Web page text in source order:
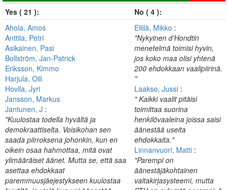
Yes ( 21 ):
No ( 4 ):
Ahola, Amos
Anttila, Petri
Asikainen, Pasi
Bollström, Jan-Patrick
Eriksson, Kimmo
Harjula, Oili
Hovila, Jyri
Jansson, Markus
Jantunen, J :
"Kuulostaa todella hyvältä ja
demokraattiselta. Voisikohan sen
saada piirroksena johonkin, kun en
oikein osaa hahmottaa, mitä ovat
ylimääräiset äänet. Mutta se, että saa
asettaa ehdokkaat
paremmuusjäejestykseen kuulostaa
Ellilä, Mikko :
"Nykyinen d'Hondtin
menetelmä toimisi hyvin,
jos koko maa olisi yhtenä
200 ehdokkaan vaalipiirinä.
"
Laakso, Jussi :
" Kaikki vaalit pitäisi
toimittaa suorina
henkilövaaleina joissa saisi
äänestää useita
ehdokkaita."
Linnanvuori, Matti :
"Parempi on
äänestäjäkohtainen
valtakirjasysteemi, mutta